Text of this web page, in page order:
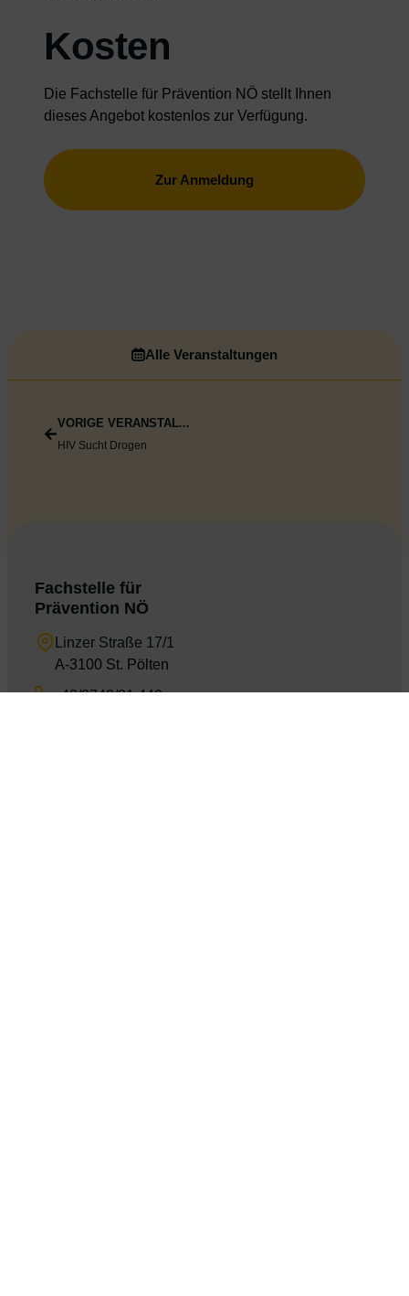
Kosten
Die Fachstelle für Prävention NÖ stellt Ihnen
dieses Angebot kostenlos zur Verfügung.
Zur Anmeldung
Alle Veranstaltungen
VORIGE VERANSTALTUNG
HIV Sucht Drogen
Fachstelle für
Prävention NÖ
Linzer Straße 17/1
A-3100 St. Pölten
+43/2742/31 440